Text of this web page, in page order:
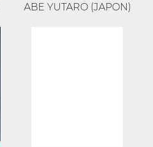
ABE YUTARO (JAPON)